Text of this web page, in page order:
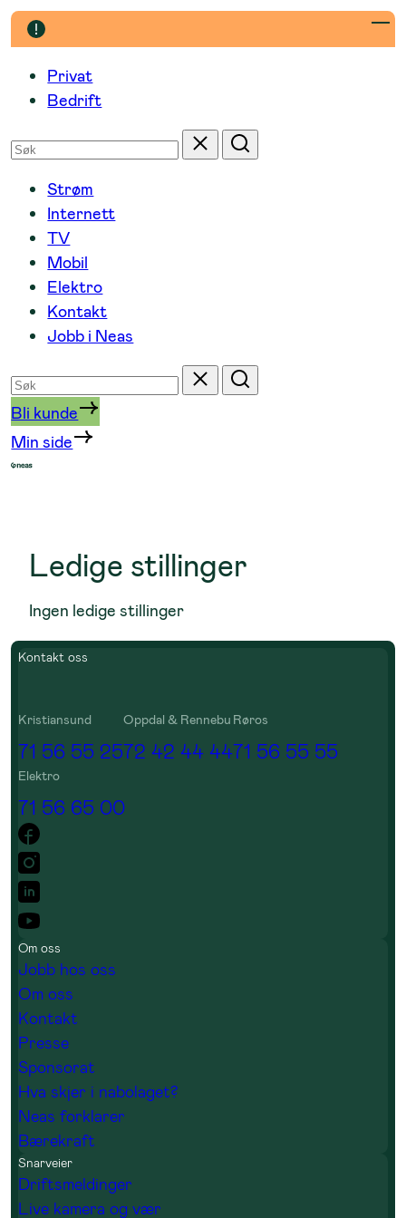
Hopp
til
innholdPrivat
Bedrift
Søk
etter
Tilbakestill
Søk
Strøm
Internett
TV
Mobil
Elektro
Kontakt
Jobb i Neas
Søk
etter
Tilbakestill
Søk
Bli kunde
Min side
Ledige stillinger
Ingen ledige stillinger
Kontakt oss
Kristiansund
71 56 55 25
Oppdal & Rennebu
72 42 44 44
Røros
71 56 55 55
Elektro
71 56 65 00
Om oss
Jobb hos oss
Om oss
Kontakt
Presse
Sponsorat
Hva skjer i nabolaget?
Neas forklarer
Bærekraft
Snarveier
Driftsmeldinger
Live kamera og vær